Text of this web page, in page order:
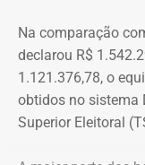
Na comparação
declarou R$
1.121.376,78, o
obtidos no sistema
Superior Eleitoral